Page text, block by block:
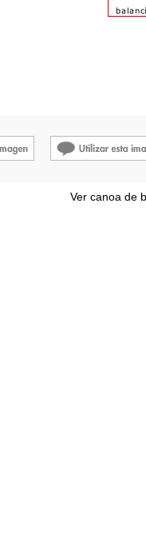
Ver canoa de